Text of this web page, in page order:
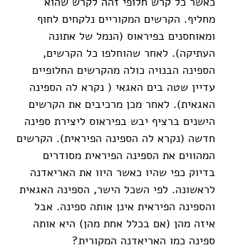
מחליף. הקרשים המקוריים נלקחים לחוף
ומאוחסנים בפיראוס (הנמל של אתונה
העתיקה). לאחר שהוחלפו כל הקרשים,
הספינה הבנויה כולה מהקרשים החלופיים
עדיין שטה בים האגאי ( נקרא לה הספינה
האגאית). לאחר מכן מרכיבים את הקרשים
הישנים ברציף יבש בפיראוס ליצירת ספינה
חדשה (נקרא לה הספינה הפיראית). הקרשים
המהווים את הספינה הפיראית מסודרים
בדיוק כפי שהיו כאשר היוו את האריאדנה
לראשונה. לפי השכל הישר, הספינה האגאית
והספינה הפיראית אינן אותה ספינה. אבל
איזה מהן (אם בכלל אחת מהן) היא אותה
ספינה כמו האריאדנה המקורית?